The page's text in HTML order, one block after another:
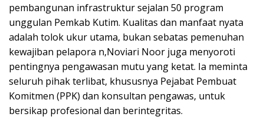
pembangunan infrastruktur sejalan 50 program
unggulan Pemkab Kutim. Kualitas dan manfaat nyata
adalah tolok ukur utama, bukan sebatas pemenuhan
kewajiban pelapora n,Noviari Noor juga menyoroti
pentingnya pengawasan mutu yang ketat. Ia meminta
seluruh pihak terlibat, khususnya Pejabat Pembuat
Komitmen (PPK) dan konsultan pengawas, untuk
bersikap profesional dan berintegritas.